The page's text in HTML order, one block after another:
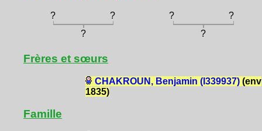
? ? ?
?
?
?
Frères et sœurs
CHAKROUN, Benjamin (I339937)(env
1835)
Famille